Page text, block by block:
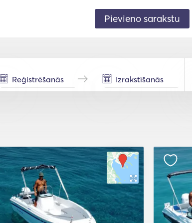
Pievieno sarakstu